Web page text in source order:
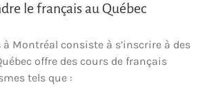
le français au Québec
Montréal consiste à s’inscrire à des
offre des cours de français
tels que :